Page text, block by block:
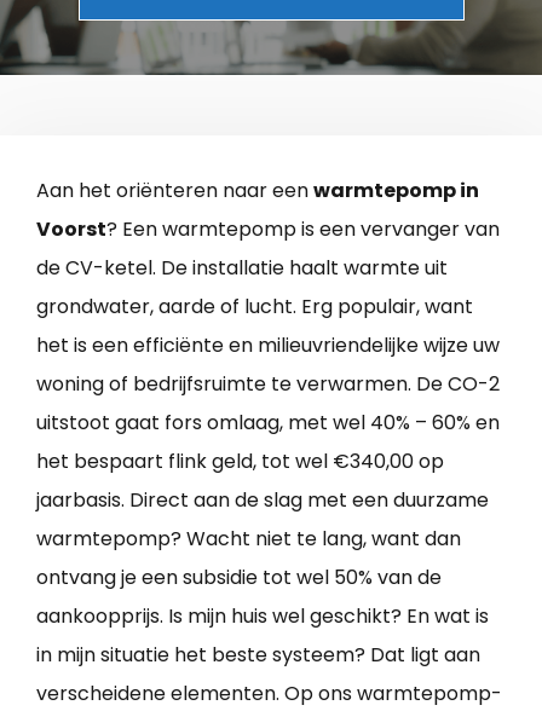
Aan het oriënteren naar eenwarmtepomp in
Voorst? Een warmtepomp is een vervanger van
de CV-ketel. De installatie haalt warmte uit
grondwater, aarde of lucht. Erg populair, want
het is een efficiënte en milieuvriendelijke wijze uw
woning of bedrijfsruimte te verwarmen. De CO-2
uitstoot gaat fors omlaag, met wel 40% – 60% en
het bespaart flink geld, tot wel €340,00 op
jaarbasis. Direct aan de slag met een duurzame
warmtepomp? Wacht niet te lang, want dan
ontvang je een subsidie tot wel 50% van de
aankoopprijs. Is mijn huis wel geschikt? En wat is
in mijn situatie het beste systeem? Dat ligt aan
verscheidene elementen. Op ons warmtepomp-